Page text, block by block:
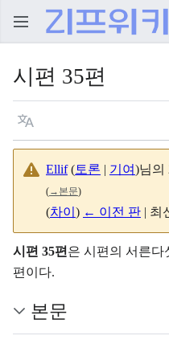
시편 35편
언어
Ellif (토론 | 기여)님의
(→ 본문)
(차이 ) ← 이전 판 | 최
시편 35편 은 시편의 서른다
편이다.
본문